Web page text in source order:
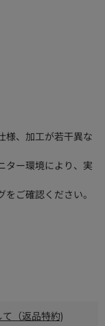
様、加工が若干異な
ター環境により、実
ご確認ください。
（返品特約)